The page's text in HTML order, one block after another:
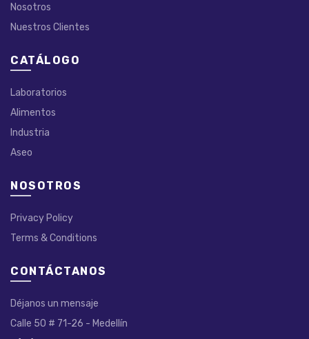
Nosotros
Nuestros Clientes
CATÁLOGO
Laboratorios
Alimentos
Industria
Aseo
NOSOTROS
Privacy Policy
Terms & Conditions
CONTÁCTANOS
Déjanos un mensaje
Calle 50 # 71-26 - Medellín